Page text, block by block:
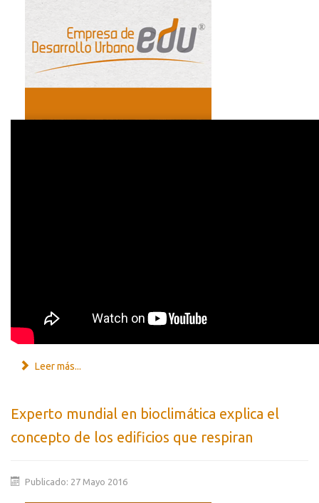
Leer más...
Experto mundial en bioclimática explica el
concepto de los edificios que respiran
Publicado: 27 Mayo 2016